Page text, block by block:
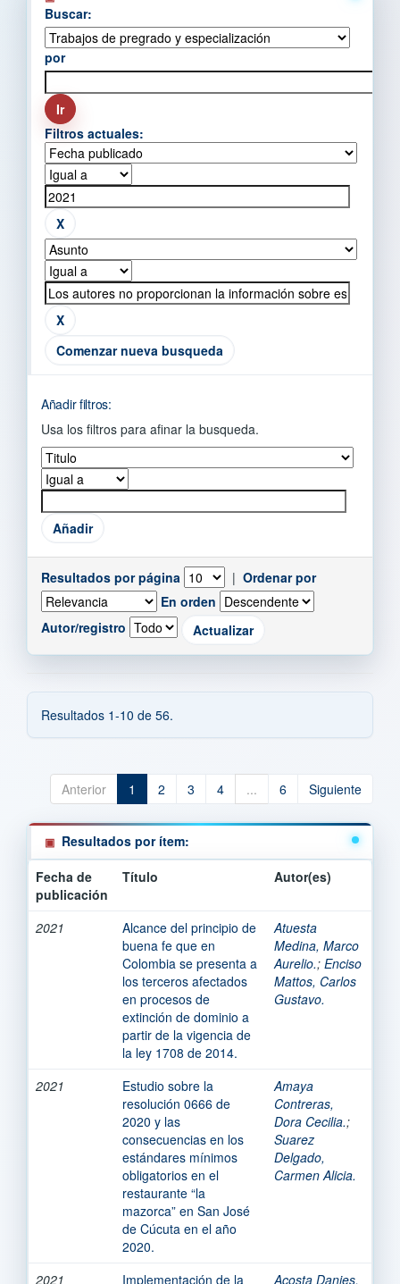
Buscar:
por
Filtros actuales:
Comenzar nueva busqueda
Añadir filtros:
Usa los filtros para afinar la busqueda.
Resultados por página | Ordenar por
En orden
Autor/registro
Resultados 1-10 de 56.
Anterior 1 2 3 4 ... 6 Siguiente
Resultados por ítem:
Fecha de
publicación
Título Autor(es)
2021
Alcance del principio de
buena fe que en
Colombia se presenta a
los terceros afectados
en procesos de
extinción de dominio a
partir de la vigencia de
la ley 1708 de 2014.
Atuesta
Medina, Marco
Aurelio.; Enciso
Mattos, Carlos
Gustavo.
2021
Estudio sobre la
resolución 0666 de
2020 y las
consecuencias en los
estándares mínimos
obligatorios en el
restaurante “la
mazorca” en San José
de Cúcuta en el año
2020.
Amaya
Contreras,
Dora Cecilia.;
Suarez
Delgado,
Carmen Alicia.
2021 Implementación de la Acosta Danies,